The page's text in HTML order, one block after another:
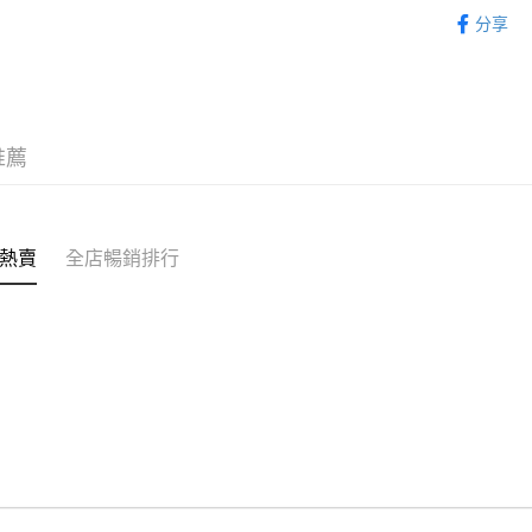
WeChat
分享
薦
賣 全店暢銷排行